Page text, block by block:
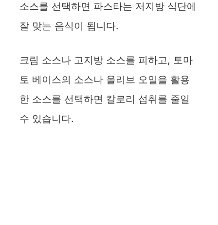
소스를 선택하면 파스타는 저지방 식단에
잘 맞는 음식이 됩니다.
크림 소스나 고지방 소스를 피하고, 토마
토 베이스의 소스나 올리브 오일을 활용
한 소스를 선택하면 칼로리 섭취를 줄일
수 있습니다.